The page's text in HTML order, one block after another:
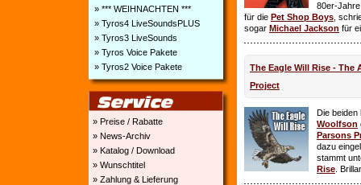
» *** WEIHNACHTEN ***
» Tyros4 LiveSoundsPLUS
» Tyros3 LiveSounds
» Tyros Voice Pakete
» Tyros2 Voice Pakete
» Preise / Rabatte
» News-Archiv
» Katalog / Download
» Wunschtitel
» Zahlung & Lieferung
80er-
für die Pet Shop Boys ,
sogar Michael Jackson für
The Eagle Will Rise - The
Project
Die beiden
Woolfson
Parsons
dazu
stammt
Rise .